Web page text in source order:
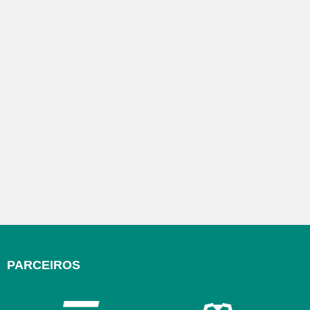
PARCEIROS